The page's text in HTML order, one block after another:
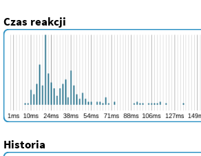
Czas reakcji
Historia